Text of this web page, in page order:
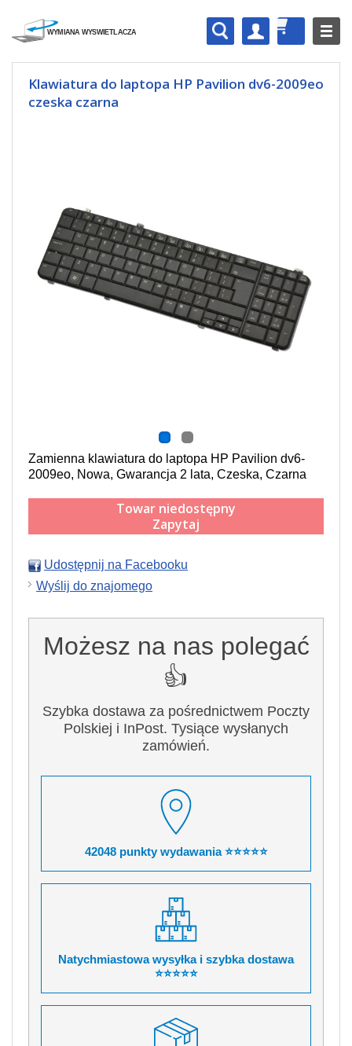
Klawiatura do laptopa HP Pavilion dv6-2009eo
czeska czarna
Zamienna klawiatura do laptopa HP Pavilion dv6-
2009eo, Nowa, Gwarancja 2 lata, Czeska, Czarna
Towar niedostępny
Zapytaj
Udostępnij na Facebooku
Wyślij do znajomego
Możesz na nas polegać
👍
Szybka dostawa za pośrednictwem Poczty
Polskiej i InPost. Tysiące wysłanych
zamówień.
42048 punkty wydawania ⭐⭐⭐⭐⭐
Natychmiastowa wysyłka i szybka dostawa
⭐⭐⭐⭐⭐